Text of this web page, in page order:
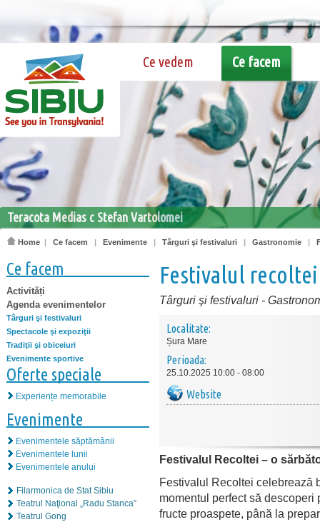
Ce vedem Ce facem
Teracota Medias c Stefan Vartolomei
Home | Ce facem | Evenimente | Târguri şi festivaluri | Gastronomie |
Ce facem
Activități
Agenda evenimentelor
Târguri şi festivaluri
Spectacole şi expoziţii
Tradiţii şi obiceiuri
Evenimente sportive
Oferte speciale
Experiențe memorabile
Evenimente
Evenimentele săptămânii
Evenimentele lunii
Evenimentele anului
Filarmonica de Stat Sibiu
Teatrul Naţional „Radu Stanca”
Teatrul Gong
Festivalul recoltei
Târguri şi festivaluri -
Localitate:
Șura Mare
Perioada:
25.10.2025 10:00 - 08:00
Website
Festivalul Recoltei – o
Festivalul Recoltei celebrează
momentul perfect să
fructe proaspete, până la